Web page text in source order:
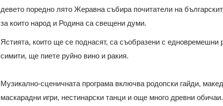
девето поредно лято Жеравна събира почитатели на
за които народ и Родина са свещени думи.
Ястията, които ще се поднасят, са съобразени с едновремешни
симити, ще пиете руйно вино и ракия.
Музикално-сценичната програма включва родопски гайди,
маскарадни игри, нестинарски танци и още много древни